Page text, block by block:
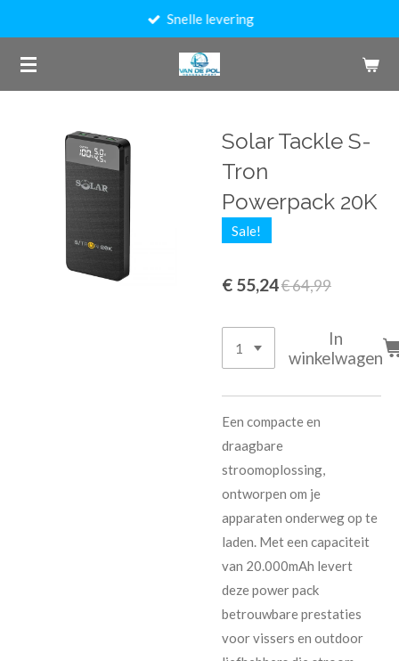
naar
de
Snelle levering
Solar Tackle S-
Tron
Powerpack 20K
Sale!
€ 55,24€ 64,99
In
winkelwagen
Een compacte en
draagbare
stroomoplossing,
ontworpen om je
apparaten onderweg op te
laden. Met een capaciteit
van 20.000mAh levert
deze power pack
betrouwbare prestaties
voor vissers en outdoor